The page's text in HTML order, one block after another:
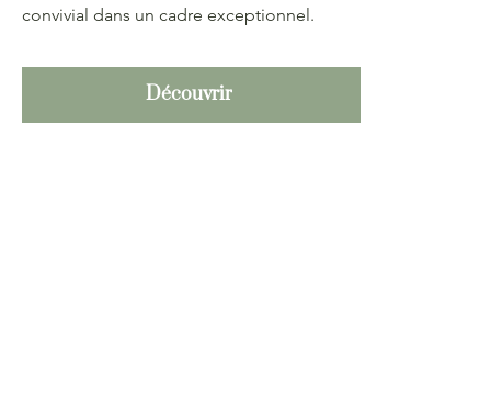
convivial dans un cadre exceptionnel.
Découvrir